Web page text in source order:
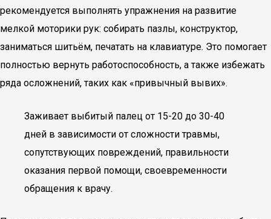
рекомендуется выполнять упражнения на развитие
мелкой моторики рук: собирать пазлы, конструктор,
заниматься шитьём, печатать на клавиатуре. Это помогает
полностью вернуть работоспособность, а также избежать
ряда осложнений, таких как «привычный вывих».
Заживает выбитый палец от 15-20 до 30-40
дней в зависимости от сложности травмы,
сопутствующих повреждений, правильности
оказания первой помощи, своевременности
обращения к врачу.